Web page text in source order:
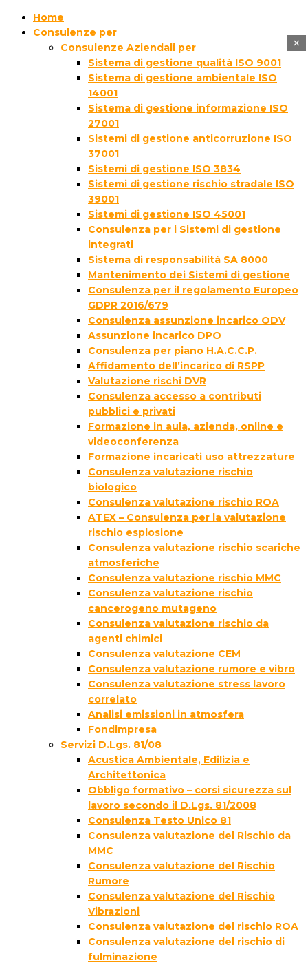
Home
Consulenze per
Consulenze Aziendali per
Sistema di gestione qualità ISO 9001
Sistema di gestione ambientale ISO
14001
Sistema di gestione informazione ISO
27001
Sistemi di gestione anticorruzione ISO
37001
Sistemi di gestione ISO 3834
Sistemi di gestione rischio stradale ISO
39001
Sistemi di gestione ISO 45001
Consulenza per i Sistemi di gestione
integrati
Sistema di responsabilità SA 8000
Mantenimento dei Sistemi di gestione
Consulenza per il regolamento Europeo
GDPR 2016/679
Consulenza assunzione incarico ODV
Assunzione incarico DPO
Consulenza per piano H.A.C.C.P.
Affidamento dell’incarico di RSPP
Valutazione rischi DVR
Consulenza accesso a contributi
pubblici e privati
Formazione in aula, azienda, online e
videoconferenza
Formazione incaricati uso attrezzature
Consulenza valutazione rischio
biologico
Consulenza valutazione rischio ROA
ATEX – Consulenza per la valutazione
rischio esplosione
Consulenza valutazione rischio scariche
atmosferiche
Consulenza valutazione rischio MMC
Consulenza valutazione rischio
cancerogeno mutageno
Consulenza valutazione rischio da
agenti chimici
Consulenza valutazione CEM
Consulenza valutazione rumore e vibro
Consulenza valutazione stress lavoro
correlato
Analisi emissioni in atmosfera
Fondimpresa
Servizi D.Lgs. 81/08
Acustica Ambientale, Edilizia e
Architettonica
Obbligo formativo – corsi sicurezza sul
lavoro secondo il D.Lgs. 81/2008
Consulenza Testo Unico 81
Consulenza valutazione del Rischio da
MMC
Consulenza valutazione del Rischio
Rumore
Consulenza valutazione del Rischio
Vibrazioni
Consulenza valutazione del rischio ROA
Consulenza valutazione del rischio di
fulminazione
×